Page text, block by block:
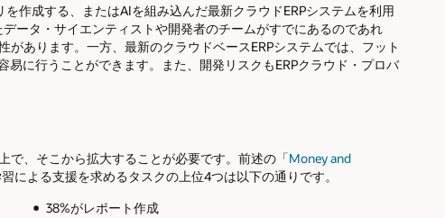
作成する、またはAIを組み込んだ最新クラウドERPシステムを利用
ータ・サイエンティストや開発者のチームがすでにあるのであれ
あります。一方、最新のクラウドベースERPシステムでは、フット
に行うことができます。また、開発リスクもERPクラウド・プロバ
で、そこから拡大することが必要です。前述の「Money and
による支援を求めるタスクの上位4つは以下の通りです。
38%がレポート作成